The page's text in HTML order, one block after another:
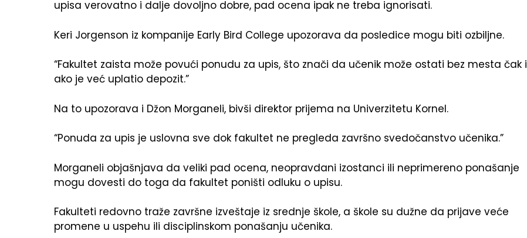
upisa verovatno i dalje dovoljno dobre, pad ocena ipak ne treba ignorisati.
Keri Jorgenson iz kompanije Early Bird College upozorava da posledice mogu biti ozbiljne.
“Fakultet zaista može povući ponudu za upis, što znači da učenik može ostati bez mesta čak i
ako je već uplatio depozit.”
Na to upozorava i Džon Morganeli, bivši direktor prijema na Univerzitetu Kornel.
“Ponuda za upis je uslovna sve dok fakultet ne pregleda završno svedočanstvo učenika.”
Morganeli objašnjava da veliki pad ocena, neopravdani izostanci ili neprimereno ponašanje
mogu dovesti do toga da fakultet poništi odluku o upisu.
Fakulteti redovno traže završne izveštaje iz srednje škole, a škole su dužne da prijave veće
promene u uspehu ili disciplinskom ponašanju učenika.